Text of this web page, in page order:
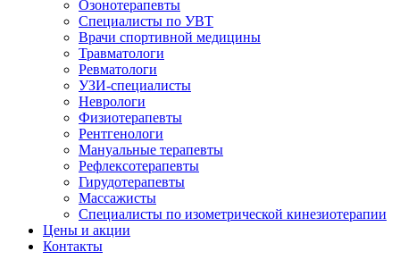
Озонотерапевты
Специалисты по УВТ
Врачи спортивной медицины
Травматологи
Ревматологи
УЗИ-специалисты
Неврологи
Физиотерапевты
Рентгенологи
Мануальные терапевты
Рефлексотерапевты
Гирудотерапевты
Массажисты
Специалисты по изометрической кинезиотерапии
Цены и акции
Контакты